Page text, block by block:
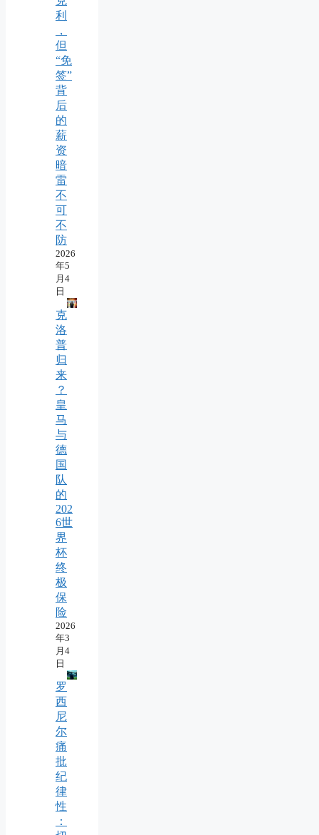
利
，
但
“免
签”
背
后
的
薪
资
暗
雷
不
可
不
防
2026
年5
月4
日
克
洛
普
归
来
？
皇
马
与
德
国
队
的
202
6世
界
杯
终
极
保
险
2026
年3
月4
日
罗
西
尼
尔
痛
批
纪
律
性
：